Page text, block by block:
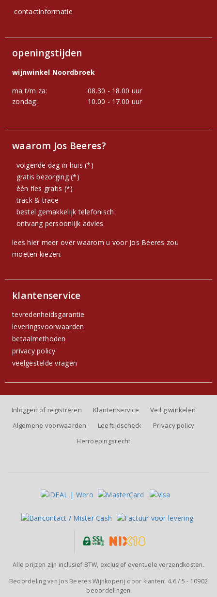
contactinformatie
openingstijden
wijnwinkel Noordbroek
ma t/m za:
08.30 - 18.00 uur
zondag:
10.00 - 17.00 uur
waarom Jos Beeres?
volgende dag in huis (*)
gratis bezorging (*)
één fles gratis (*)
track & trace
bestel gemakkelijk telefonisch
ontvang persoonlijk advies
lees hier meer over waarom u voor Jos Beeres zou
moeten kiezen.
klantenservice
tevredenheidsgarantie
leveringsvoorwaarden
betaalmethoden
privacy policy
veelgestelde vragen
Inloggen of registreren Klantenservice
Veilig winkelen
Algemene voorwaarden
Leeftijdscheck
Privacy policy
Herroepingsrecht
Alle prijzen zijn inclusief BTW, exclusief eventuele verzendkosten.
Beoordeling van Jos Beeres Wijnkoperij door klanten: 4.6/ 5 - 10902
beoordelingen